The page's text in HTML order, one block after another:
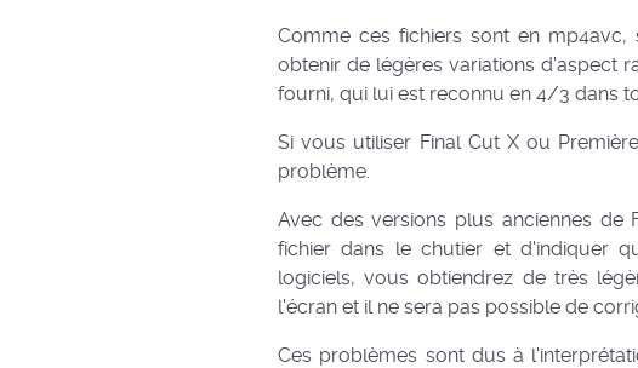
Comme ces fichiers sont en
obtenir de légères variations d'aspect
fourni, qui lui est reconnu en 4/3 dans
Si vous utiliser Final Cut X ou
problème.
Avec des versions plus anciennes
fichier dans le chutier et d'indiquer
logiciels, vous obtiendrez de très
l'écran et il ne sera pas possible de
Ces problèmes sont dus à